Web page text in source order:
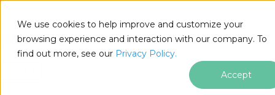
We use cookies to help improve and customize your
browsing experience and interaction with our company. To
find out more, see our Privacy Policy.
Accept